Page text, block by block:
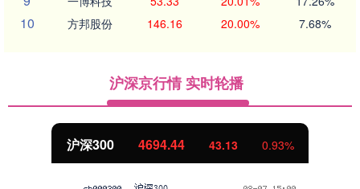
10 方邦股份 146.16 20.00% 7.68%
沪深京行情 实时轮播
沪深300 4694.44 43.13 0.93%